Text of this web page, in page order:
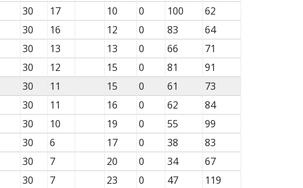
30 17 10 0 100
62
30 16 12 0 83
64
30 13 13 0 66
71
30 12 15 0 81
91
30 11 15 0 61
73
30 11 16 0 62
84
30 10 19 0 55
99
30 6 17 0 38
83
30 7 20 0 34
67
30 7 23 0 47
119